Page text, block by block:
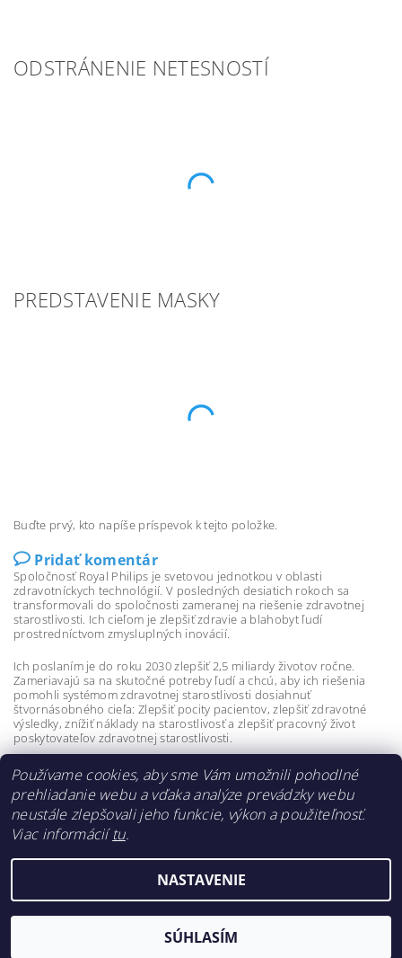
ODSTRÁNENIE NETESNOSTÍ
PREDSTAVENIE MASKY
Buďte prvý, kto napíše príspevok k tejto položke.
Pridať komentár
Spoločnosť Royal Philips je svetovou jednotkou v oblasti
zdravotníckych technológií. V posledných desiatich rokoch sa
transformovali do spoločnosti zameranej na riešenie zdravotnej
starostlivosti. Ich cieľom je zlepšiť zdravie a blahobyt ľudí
prostredníctvom zmysluplných inovácií.
Ich poslaním je do roku 2030 zlepšiť 2,5 miliardy životov ročne.
Zameriavajú sa na skutočné potreby ľudí a chcú, aby ich riešenia
pomohli systémom zdravotnej starostlivosti dosiahnuť
štvornásobného cieľa: Zlepšiť pocity pacientov, zlepšiť zdravotné
výsledky, znížiť náklady na starostlivosť a zlepšiť pracovný život
poskytovateľov zdravotnej starostlivosti.
Spánkové centrum REM, s.r.o., všetky práva vyhradené
Vytvoril Shoptet
Používame cookies, aby sme Vám umožnili pohodlné
prehliadanie webu a vďaka analýze prevádzky webu
neustále zlepšovali jeho funkcie, výkon a použiteľnosť.
Viac informáciítu.
NASTAVENIE
SÚHLASÍM